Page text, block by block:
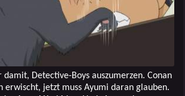
damit, Detective-Boys auszumerzen. Conan
erwischt, jetzt muss Ayumi daran glauben.